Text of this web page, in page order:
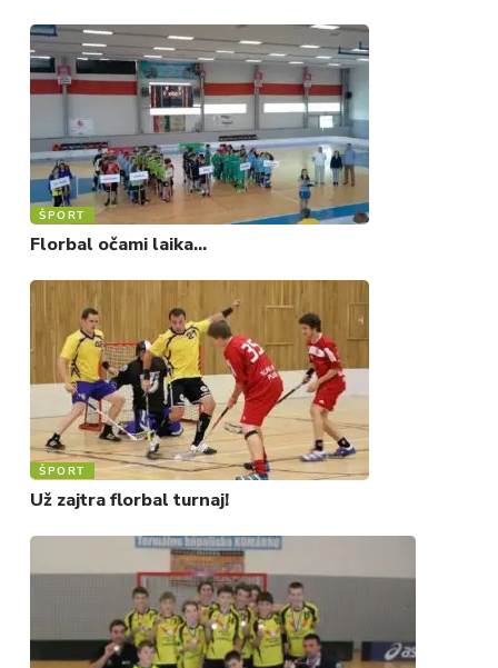
ŠPORT
Florbal očami laika…
ŠPORT
Už zajtra florbal turnaj!